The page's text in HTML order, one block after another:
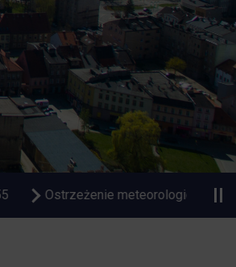
Czasowa zmiana organizacji ruchu